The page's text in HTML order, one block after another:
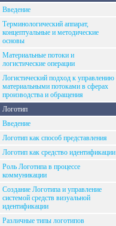
Введение
Терминологический аппарат,
концептуальные и методические
основы
Материальные потоки и
логистические операции
Логистический подход к управлению
материальными потоками в сферах
производства и обращения
Логотип
Введение
Логотип как способ представления
Логотип как средство идентификации
Роль Логотипа в процессе
коммуникации
Создание Логотипа и управление
системой средств визуальной
идентификации
Различные типы логотипов